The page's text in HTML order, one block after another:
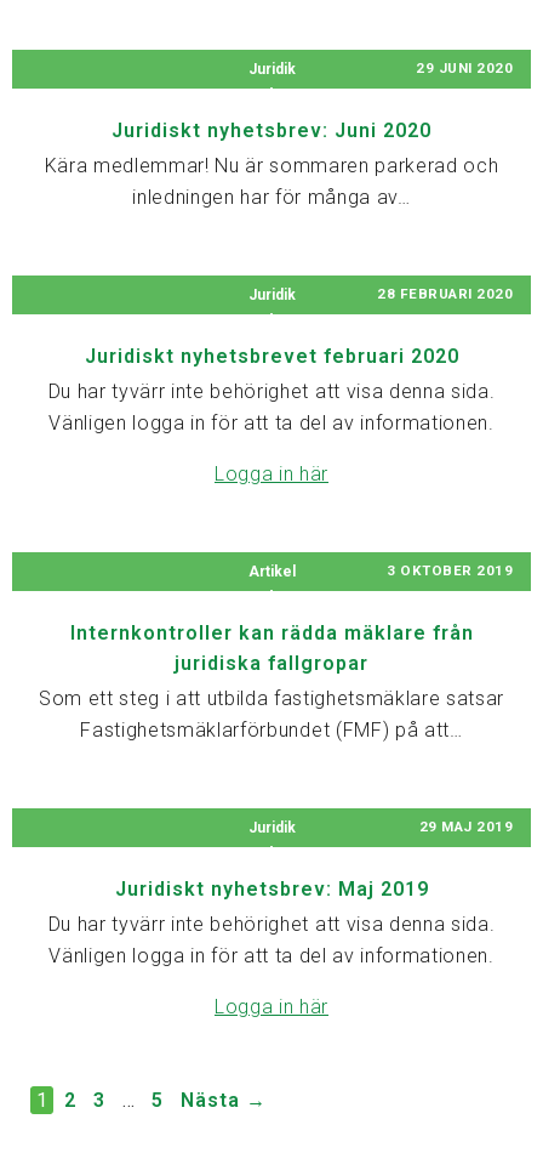
Juridik
Juridiskt nyhetsbrev: Juni 2020
29 JUNI 2020
Kära medlemmar! Nu är sommaren parkerad och
inledningen har för många av…
Juridik
Juridiskt nyhetsbrevet februari 2020
28 FEBRUARI 2020
Du har tyvärr inte behörighet att visa denna sida.
Vänligen logga in för att ta del av informationen.
Logga in här
Artikel
Internkontroller kan rädda mäklare från
juridiska fallgropar
3 OKTOBER 2019
Som ett steg i att utbilda fastighetsmäklare satsar
Fastighetsmäklarförbundet (FMF) på att…
Juridik
Juridiskt nyhetsbrev: Maj 2019
29 MAJ 2019
Du har tyvärr inte behörighet att visa denna sida.
Vänligen logga in för att ta del av informationen.
Logga in här
1 2 3 … 5 Nästa →